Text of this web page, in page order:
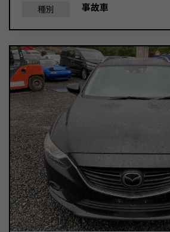
種別 事故車